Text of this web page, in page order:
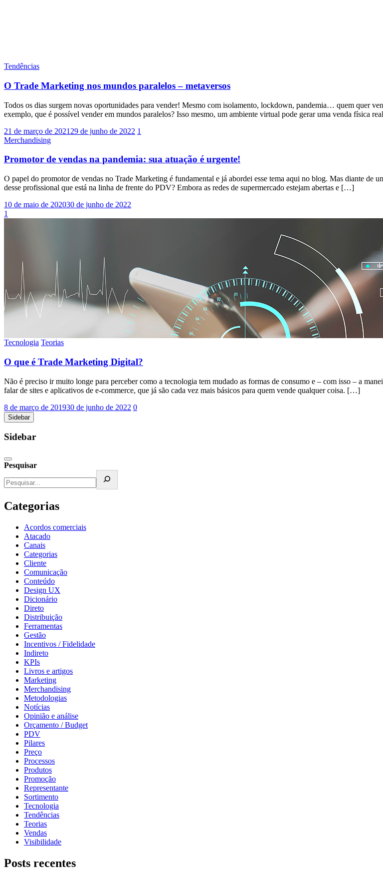
Tendências
O Trade Marketing nos mundos paralelos – metaversos
Todos os dias surgem novas oportunidades para vender! Mesmo com isolamento, lockdown, pandemia… quem quer
exemplo, que é possível vender em mundos paralelos? Isso mesmo, um ambiente virtual pode gerar uma venda física
21 de março de 2021 29 de junho de 2022 1
Merchandising
Promotor de vendas na pandemia: sua atuação é urgente!
O papel do promotor de vendas no Trade Marketing é fundamental e já abordei esse tema aqui no blog. Mas diante de
desse profissional que está na linha de frente do PDV? Embora as redes de supermercado estejam abertas e […]
10 de maio de 202030 de junho de 2022
1
Tecnologia Teorias
O que é Trade Marketing Digital?
Não é preciso ir muito longe para perceber como a tecnologia tem mudado as formas de consumo e – com isso – a
falar de sites e aplicativos de e-commerce, que já são cada vez mais básicos para quem vende qualquer coisa. […]
8 de março de 201930 de junho de 2022 0
Sidebar
Sidebar
Pesquisar
Categorias
Acordos comerciais
Atacado
Canais
Categorias
Cliente
Comunicação
Conteúdo
Design UX
Dicionário
Direto
Distribuição
Ferramentas
Gestão
Incentivos / Fidelidade
Indireto
KPIs
Livros e artigos
Marketing
Merchandising
Metodologias
Notícias
Opinião e análise
Orçamento / Budget
PDV
Pilares
Preço
Processos
Produtos
Promoção
Representante
Sortimento
Tecnologia
Tendências
Teorias
Vendas
Visibilidade
Posts recentes